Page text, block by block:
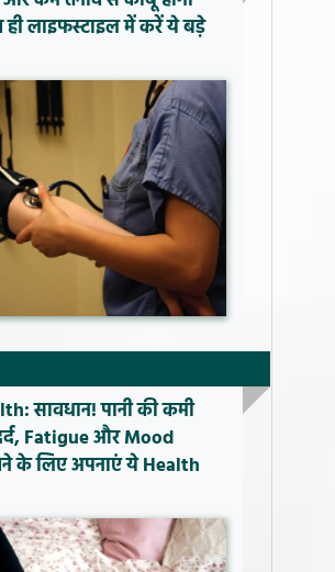
लाइफस्टाइल में करें ये बड़े
सावधान! पानी की कमी
Fatigue और Mood
के लिए अपनाएं ये Health